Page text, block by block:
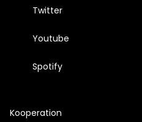
Twitter
Youtube
Spotify
Kooperation